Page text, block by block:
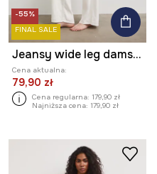
-55%
FINAL SALE
Jeansy wide leg damskie
Cena aktualna:
79,90 zł
Cena regularna: 179,90 zł
Najniższa cena: 179,90 zł